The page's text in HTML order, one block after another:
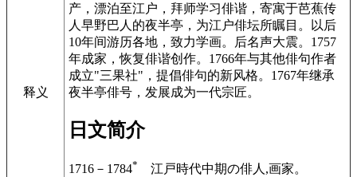
释义
产，漂泊至江户，拜师学习俳谐，寄寓于芭蕉传
人早野巴人的夜半亭，为江户俳坛所瞩目。以后
10年间游历各地，致力学画。后名声大震。1757
年成家，恢复俳谐创作。1766年与其他俳句作者
成立"三果社"，提倡俳句的新风格。1767年继承
夜半亭俳号，发展成为一代宗匠。
日文简介
1716－1784*
江戸時代中期の俳人,画家。